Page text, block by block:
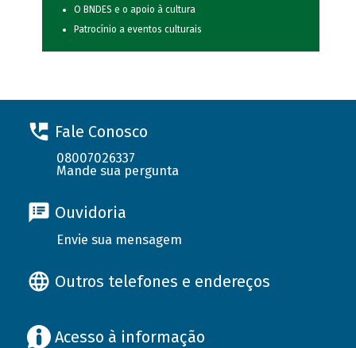
O BNDES e o apoio à cultura
Patrocínio a eventos culturais
Fale Conosco
08007026337
Mande sua pergunta
Ouvidoria
Envie sua mensagem
Outros telefones e endereços
Acesso à informação